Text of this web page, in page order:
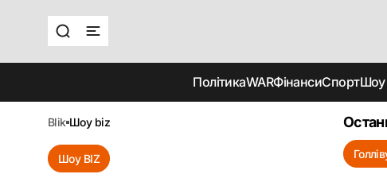
ПолітикаWARФінансиСпортШоу
blik шоу biz
Шоу BIZ